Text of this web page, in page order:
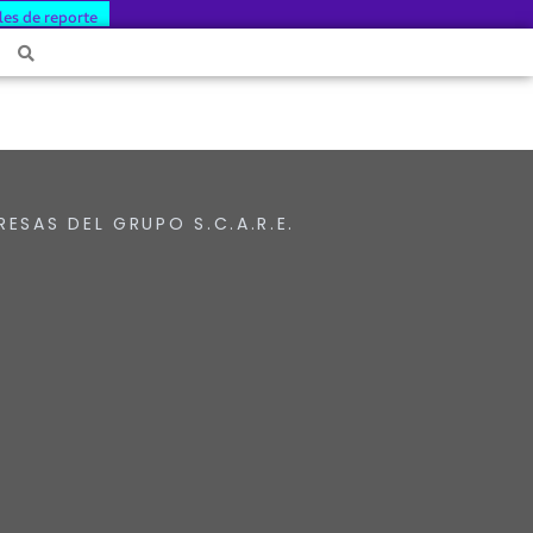
de reporte
DEL GRUPO S.C.A.R.E.